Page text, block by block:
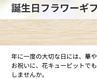
誕生日フラワーギ
年に一度の大切な日には、華
お祝いに、花キューピットで
しませんか。